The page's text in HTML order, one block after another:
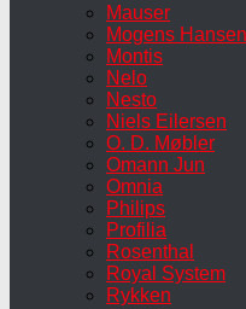
Mauser
Mogens Hansen
Montis
Nelo
Nesto
Niels Eilersen
O. D. Møbler
Omann Jun
Omnia
Philips
Profilia
Rosenthal
Royal System
Rykken